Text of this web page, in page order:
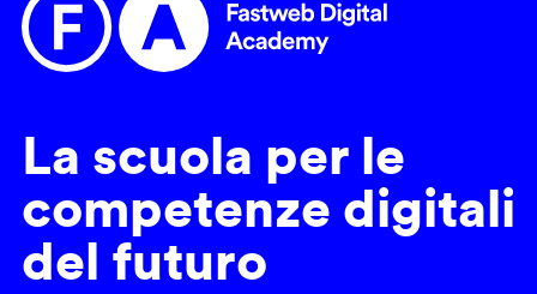
La scuola per le
competenze digitali
del futuro